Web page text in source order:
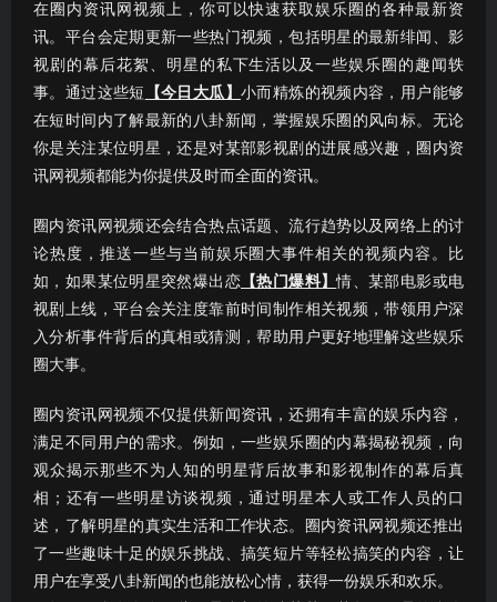
在圈内资讯网视频上，你可以快速获取娱乐圈的各种最新资
讯。平台会定期更新一些热门视频，包括明星的最新绯闻、影
视剧的幕后花絮、明星的私下生活以及一些娱乐圈的趣闻轶
事。通过这些短
【今日大瓜】小而精炼的视频内容，用户能够
在短时间内了解最新的八卦新闻，掌握娱乐圈的风向标。无论
你是关注某位明星，还是对某部影视剧的进展感兴趣，圈内资
讯网视频都能为你提供及时而全面的资讯。
圈内资讯网视频还会结合热点话题、流行趋势以及网络上的讨
论热度，推送一些与当前娱乐圈大事件相关的视频内容。比
如，如果某位明星突然爆出恋 【热门爆料】情、某部电影或电
视剧上线，平台会关注度靠前时间制作相关视频，带领用户深
入分析事件背后的真相或猜测，帮助用户更好地理解这些娱乐
圈大事。
圈内资讯网视频不仅提供新闻资讯，还拥有丰富的娱乐内容，
满足不同用户的需求。例如，一些娱乐圈的内幕揭秘视频，向
观众揭示那些不为人知的明星背后故事和影视制作的幕后真
相；还有一些明星访谈视频，通过明星本人或工作人员的口
述，了解明星的真实生活和工作状态。圈内资讯网视频还推出
了一些趣味十足的娱乐挑战、搞笑短片等轻松搞笑的内容，让
用户在享受八卦新闻的也能放松心情，获得一份娱乐和欢乐。